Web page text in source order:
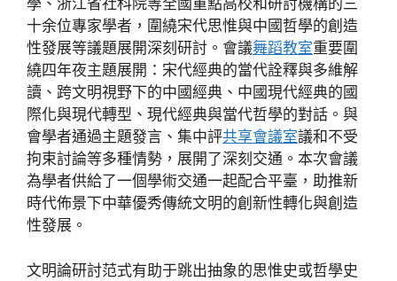
學、浙江省社科院等全國重點高校和研討機構的三
十余位專家學者，圍繞宋代思惟與中國哲學的創造
性發展等議題展開深刻研討。會議舞蹈教室重要圍
繞四年夜主題展開：宋代經典的當代詮釋與多維解
讀、跨文明視野下的中國經典、中國現代經典的國
際化與現代轉型、現代經典與當代哲學的對話。與
會學者通過主題發言、集中評共享會議室議和不受
拘束討論等多種情勢，展開了深刻交通。本次會議
為學者供給了一個學術交通一起配合平臺，助推新
時代佈景下中華優秀傳統文明的創新性轉化與創造
性發展。
文明論研討范式有助于跳出抽象的思惟史或哲學史